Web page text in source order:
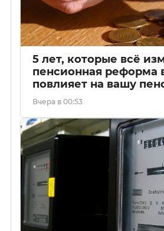
5 лет, которые всё
пенсионная реформа
повлияет на вашу
Вчера в 00:53